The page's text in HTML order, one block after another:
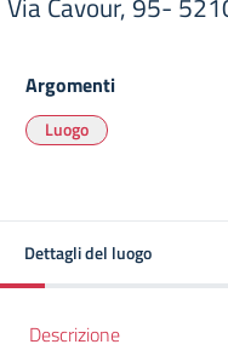
Argomenti
Luogo
Dettagli del luogo
Descrizione